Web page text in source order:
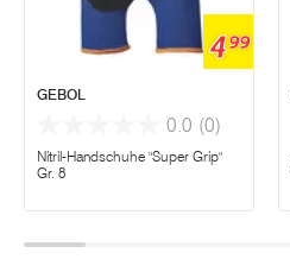
499
GEBOL
0.0 (0)
Nitril-Handschuhe "Super Grip"
Gr. 8